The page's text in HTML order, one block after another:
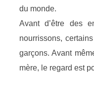
du monde.
Avant d’être des
nourrissons,
garçons. Avant
mère, le regard est